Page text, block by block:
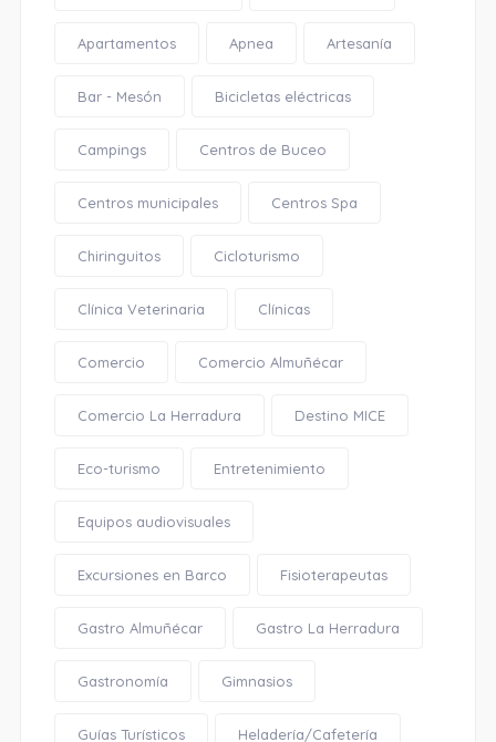
Apartamentos Apnea Artesanía
Bar - Mesón Bicicletas eléctricas
Campings Centros de Buceo
Centros municipales Centros Spa
Chiringuitos Cicloturismo
Clínica Veterinaria Clínicas
Comercio Comercio Almuñécar
Comercio La Herradura Destino MICE
Eco-turismo Entretenimiento
Equipos audiovisuales
Excursiones en Barco Fisioterapeutas
Gastro Almuñécar Gastro La Herradura
Gastronomía Gimnasios
Guías Turísticos Heladería/Cafetería